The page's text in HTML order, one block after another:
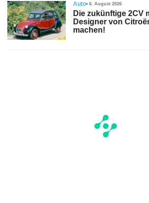
Auto 6. August 2026
Die zukünftige 2CV
Designer von
machen!